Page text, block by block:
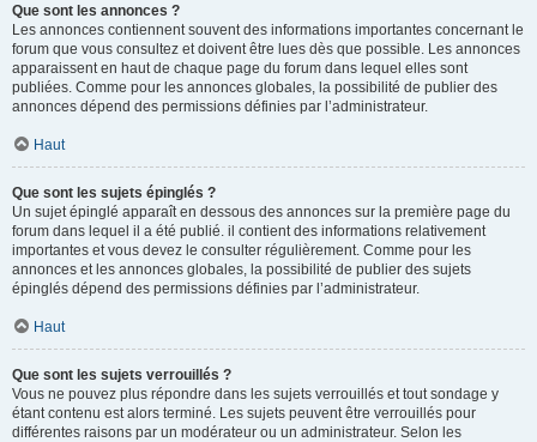
Que sont les annonces ?
Les annonces contiennent souvent des informations importantes concernant le
forum que vous consultez et doivent être lues dès que possible. Les annonces
apparaissent en haut de chaque page du forum dans lequel elles sont
publiées. Comme pour les annonces globales, la possibilité de publier des
annonces dépend des permissions définies par l’administrateur.
Haut
Que sont les sujets épinglés ?
Un sujet épinglé apparaît en dessous des annonces sur la première page du
forum dans lequel il a été publié. il contient des informations relativement
importantes et vous devez le consulter régulièrement. Comme pour les
annonces et les annonces globales, la possibilité de publier des sujets
épinglés dépend des permissions définies par l’administrateur.
Haut
Que sont les sujets verrouillés ?
Vous ne pouvez plus répondre dans les sujets verrouillés et tout sondage y
étant contenu est alors terminé. Les sujets peuvent être verrouillés pour
différentes raisons par un modérateur ou un administrateur. Selon les